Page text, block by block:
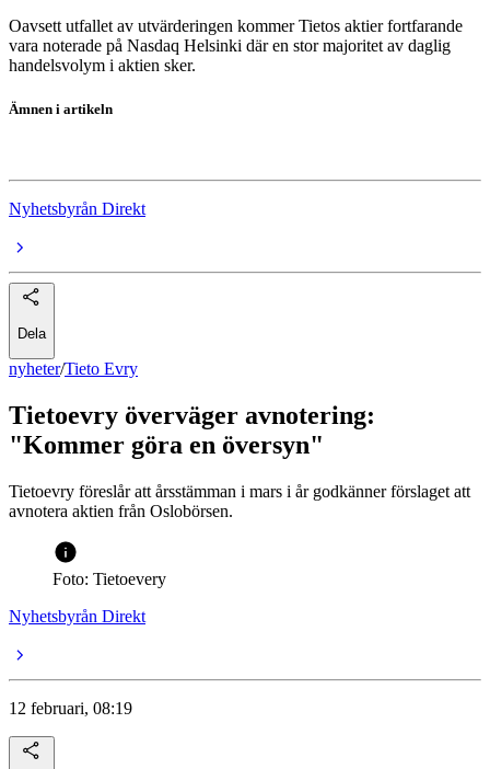
Oavsett utfallet av utvärderingen kommer Tietos aktier fortfarande
vara noterade på Nasdaq Helsinki där en stor majoritet av daglig
handelsvolym i aktien sker.
Ämnen i artikeln
Nyhetsbyrån Direkt
Dela
nyheter/Tieto Evry
Tietoevry överväger avnotering:
"Kommer göra en översyn"
Tietoevry föreslår att årsstämman i mars i år godkänner förslaget att
avnotera aktien från Oslobörsen.
Foto: Tietoevery
Nyhetsbyrån Direkt
12 februari, 08:19